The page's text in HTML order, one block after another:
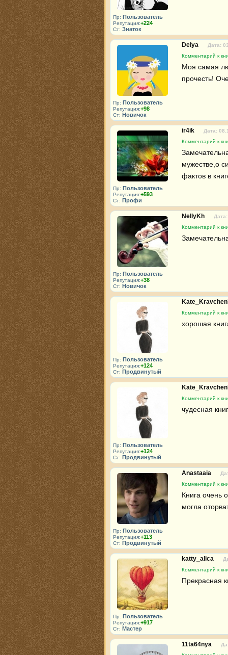
Пр: Пользователь
Репутация:+224
Ст: Знаток
Пр: Пользователь
Репутация:+98
Ст: Новичок
Delya
Дата:
Комментарий к
Моя самая
прочесть!
Пр: Пользователь
Репутация:+593
Ст: Профи
ir4ik
Дата:
Комментарий к
мужестве,о
фактов в
Пр: Пользователь
Репутация:+38
Ст: Новичок
NellyKh
Комментарий к
Пр: Пользователь
Репутация:+124
Ст: Продвинутый
Комментарий к
хорошая
Пр: Пользователь
Репутация:+124
Ст: Продвинутый
Комментарий к
чудесная
Пр: Пользователь
Репутация:+113
Ст: Продвинутый
Anastaaia
Комментарий к
Книга очень
могла
Пр: Пользователь
Репутация:+917
Ст: Мастер
katty_alica
Комментарий к
Прекрасная
11ta64nya